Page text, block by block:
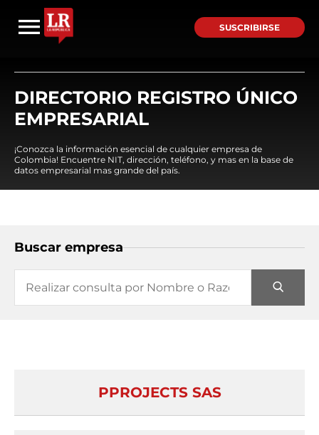
SUSCRIBIRSE
DIRECTORIO REGISTRO ÚNICO
EMPRESARIAL
¡Conozca la información esencial de cualquier empresa de
Colombia! Encuentre NIT, dirección, teléfono, y mas en la base de
datos empresarial mas grande del país.
Buscar empresa
PPROJECTS SAS